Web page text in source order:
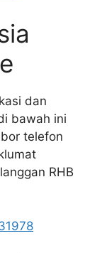
dan
bawah ini
telefon
RHB